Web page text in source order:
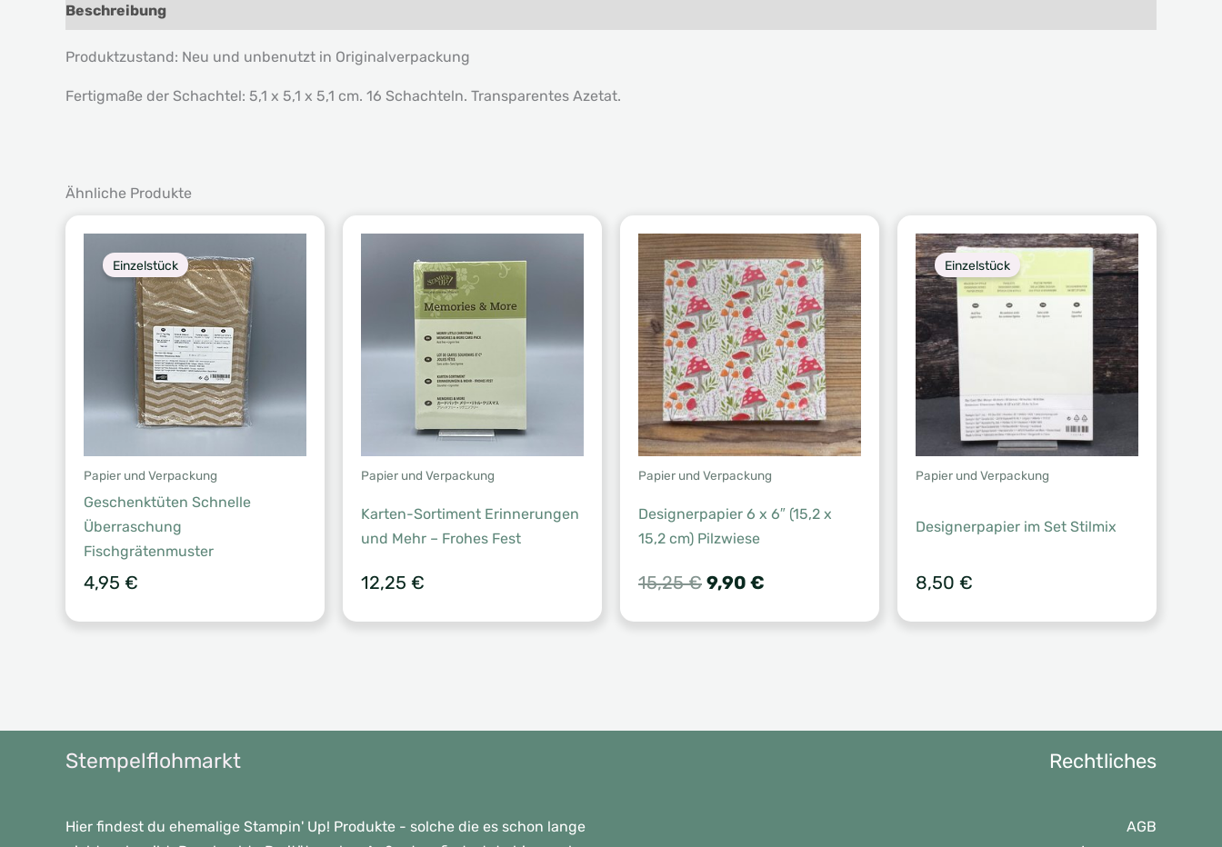
Beschreibung
Produktzustand: Neu und unbenutzt in Originalverpackung
Fertigmaße der Schachtel: 5,1 x 5,1 x 5,1 cm. 16 Schachteln. Transparentes Azetat.
Ähnliche Produkte
Einzelstück
Papier und Verpackung
Geschenktüten Schnelle
Überraschung
Fischgrätenmuster
4,95 €
Papier und Verpackung
Karten-Sortiment Erinnerungen
und Mehr – Frohes Fest
12,25 €
Papier und Verpackung
Designerpapier 6 x 6″ (15,2 x
15,2 cm) Pilzwiese
15,25€ Ursprünglicher
war:
9,90 €
ist:
Einzelstück
Papier und Verpackung
Designerpapier im Set Stilmix
8,50 €
Stempelflohmarkt
Hier findest du ehemalige Stampin' Up! Produkte - solche die es schon lange
Rechtliches
AGB